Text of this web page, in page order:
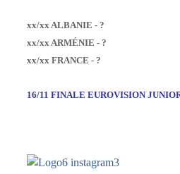
xx/xx ALBANIE - ?
xx/xx ARMÉNIE - ?
xx/xx FRANCE - ?
16/11 FINALE EUROVISION